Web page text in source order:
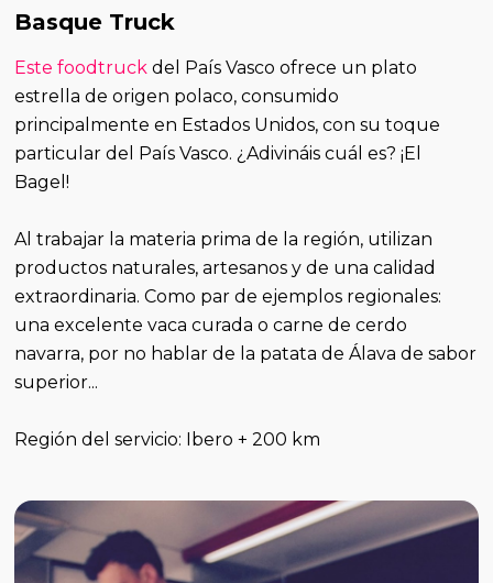
Basque Truck
Este foodtruck del País Vasco ofrece un plato
estrella de origen polaco, consumido
principalmente en Estados Unidos, con su toque
particular del País Vasco. ¿Adivináis cuál es? ¡El
Bagel!
Al trabajar la materia prima de la región, utilizan
productos naturales, artesanos y de una calidad
extraordinaria. Como par de ejemplos regionales:
una excelente vaca curada o carne de cerdo
navarra, por no hablar de la patata de Álava de sabor
superior...
Región del servicio: Ibero + 200 km